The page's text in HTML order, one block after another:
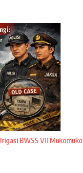
BWSS VII Mukomuko